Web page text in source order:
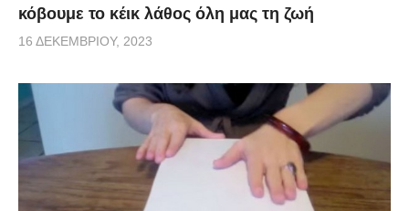
κόβουμε το κέικ λάθος όλη μας τη ζωή
16 ΔΕΚΕΜΒΡΊΟΥ, 2023